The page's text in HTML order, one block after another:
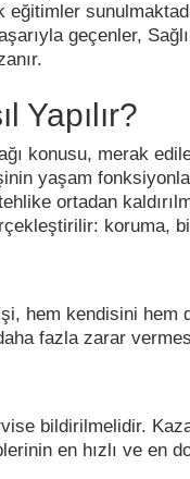
geçenler,
Yapılır?
konusu, merak
yaşam
ortadan
koruma,
hem kendisini hem
fazla zarar
bildirilmelidir.
en hızlı ve en